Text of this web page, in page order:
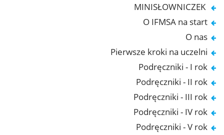
MINISŁOWNICZEK
O IFMSA na start
O nas
Pierwsze kroki na uczelni
Podręczniki - I rok
Podręczniki - II rok
Podręczniki - III rok
Podręczniki - IV rok
Podręczniki - V rok